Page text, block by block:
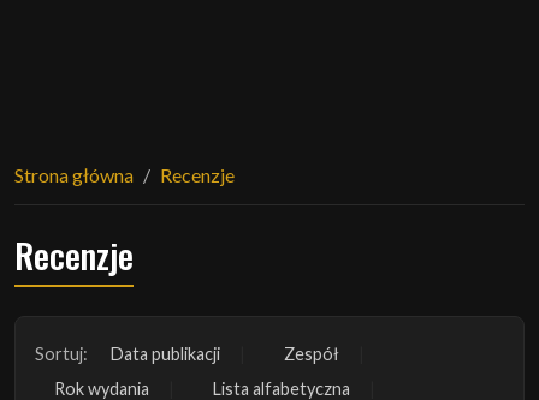
Strona główna Recenzje
Recenzje
Sortuj: Data publikacji
Zespół
Rok wydania
Lista alfabetyczna